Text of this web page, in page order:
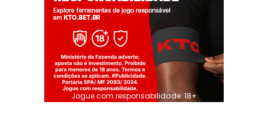
Jogue com responsabilidade. 18+